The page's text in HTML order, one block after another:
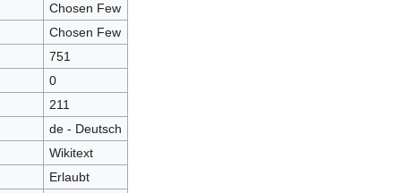
Chosen Few
Chosen Few
751
0
211
de - Deutsch
Wikitext
Erlaubt